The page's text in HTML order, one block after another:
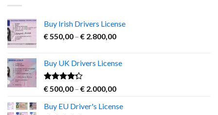
Buy Irish Drivers License
€ 550,00 – € 2.800,00Price
through
Buy UK Drivers License
Rated
out
of 5
€ 500,00 – € 2.000,00Price
€ 500,00
Buy EU Driver's License